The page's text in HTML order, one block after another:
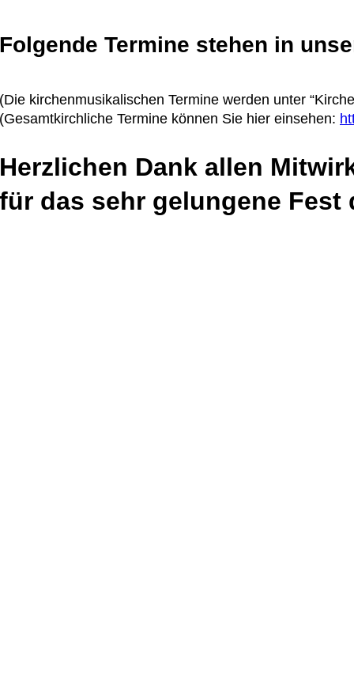
Folgende Termine stehen in
(Die kirchenmusikalischen Termine werden unter
(Gesamtkirchliche Termine können Sie hier einsehen:
Herzlichen Dank allen
für das sehr gelungene Fest